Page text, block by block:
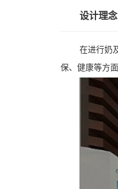
设计理念
在进行奶
保、健康等方